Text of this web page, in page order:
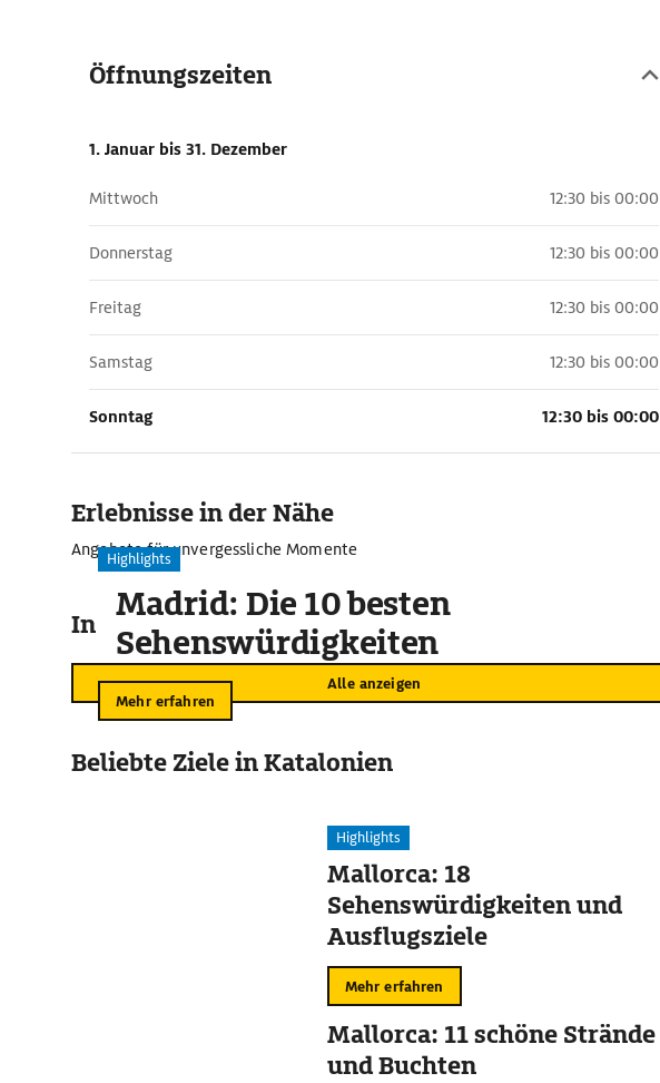
Öffnungszeiten
1. Januar bis 31. Dezember
Mittwoch 12:30 bis 00:00
Donnerstag 12:30 bis 00:00
Freitag 12:30 bis 00:00
Samstag 12:30 bis 00:00
Sonntag 12:30 bis 00:00
Erlebnisse in der Nähe
Angebote für unvergessliche Momente
In der Umgebung
Alle anzeigen
Highlights
Madrid: Die 10 besten
Sehenswürdigkeiten
Mehr erfahren
Beliebte Ziele in Katalonien
Highlights
Mallorca: 18
Sehenswürdigkeiten und
Ausflugsziele
Mehr erfahren
Mallorca: 11 schöne Strände
und Buchten